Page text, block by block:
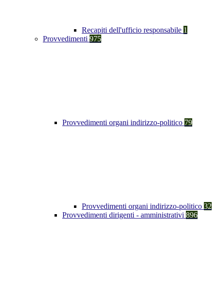
Recapiti dell'ufficio responsabile 1
Provvedimenti 975
Provvedimenti organi indirizzo-politico 79
Provvedimenti organi indirizzo-politico 32
Provvedimenti dirigenti - amministrativi 896